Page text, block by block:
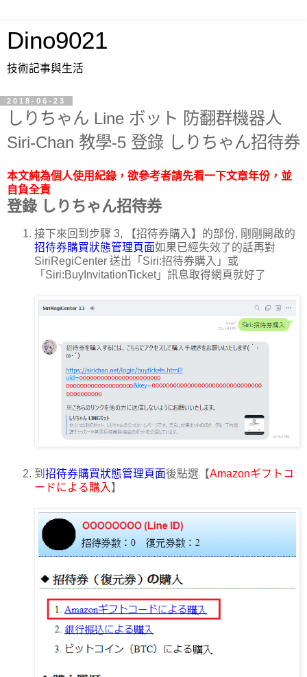
Dino9021
技術記事與生活
2018-06-23
しりちゃん Line ボット 防翻群機器人
Siri-Chan 教學-5 登錄 しりちゃん招待券
本文純為個人使用紀錄，欲參考者請先看一下文章年份，並
自負全責
登錄 しりちゃん招待券
接下來回到步驟 3, 【招待券購入】的部份, 剛剛開啟的
招待券購買狀態管理頁面如果已經失效了的話再對
SiriRegiCenter 送出「Siri:招待券購入」或
「Siri:BuyInvitationTicket」訊息取得網頁就好了
到 招待券購買狀態管理頁面後點選【Amazonギフトコ
ードによる購入 】